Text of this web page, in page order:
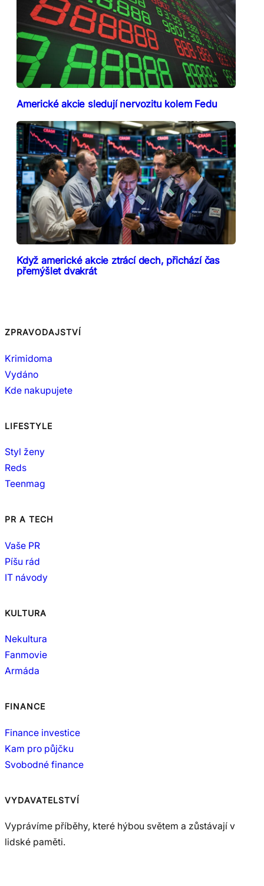
Americké akcie sledují nervozitu kolem Fedu
Když americké akcie ztrácí dech, přichází čas
přemýšlet dvakrát
ZPRAVODAJSTVÍ
Krimidoma
Vydáno
Kde nakupujete
LIFESTYLE
Styl ženy
Reds
Teenmag
PR A TECH
Vaše PR
Píšu rád
IT návody
KULTURA
Nekultura
Fanmovie
Armáda
FINANCE
Finance investice
Kam pro půjčku
Svobodné finance
VYDAVATELSTVÍ
Vyprávíme příběhy, které hýbou světem a zůstávají v
lidské paměti.